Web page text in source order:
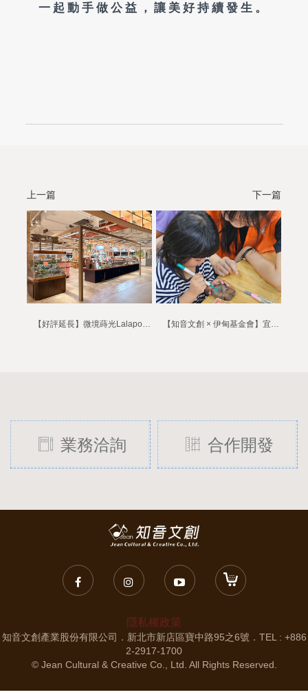
一起動手做公益，讓美好持續發生。
上一篇 下一篇
業務洽詢 合作開發
隱私權政策
知音文創產業股份有限公司．新北市新店區寶中路95之6號．TEL : +886
2-2917-1700
© Jean Cultural & Creative Co., Ltd. All Rights Reserved.